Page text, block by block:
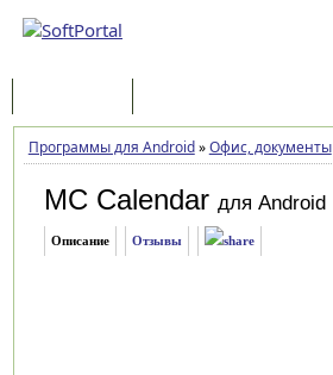
Программы для Android»Офис, документы
MC Calendar для Android
Описание Отзывы